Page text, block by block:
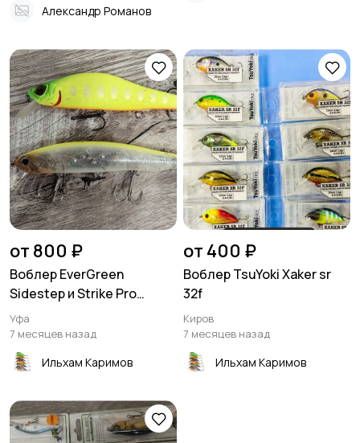
Александр Романов
от 800 ₽
Воблер EverGreen
Sidestep и Strike Pro
Archback
Уфа
7 месяцев назад
Ильхам Каримов
от 400 ₽
Воблер TsuYoki Xaker sr
32f
Киров
7 месяцев назад
Ильхам Каримов